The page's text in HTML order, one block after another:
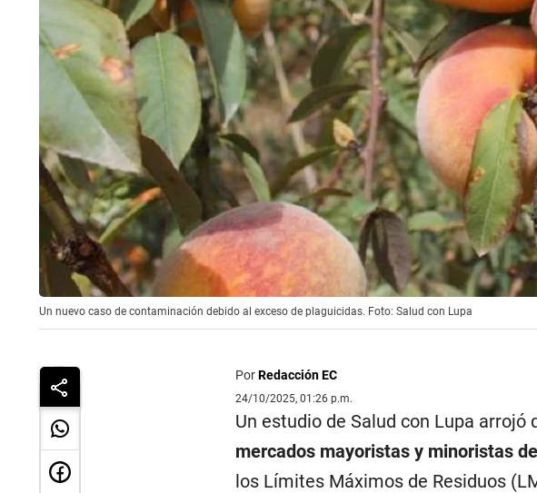
Un nuevo caso de contaminación debido al exceso de plaguicidas. Foto: Salud con Lupa
PorRedacción EC
24/10/2025, 01:26 p.m.
Un estudio de Salud con Lupa arrojó
mercados mayoristas y minoristas
los Límites Máximos de Residuos